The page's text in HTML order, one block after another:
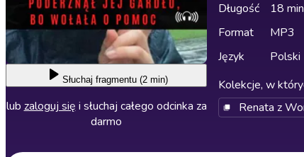
Słuchaj fragmentu (2 min)
lub zaloguj się i słuchaj całego odcinka za
darmo
Długość
18
Format
MP3
Język
Polski
Kolekcje, w
Renata z